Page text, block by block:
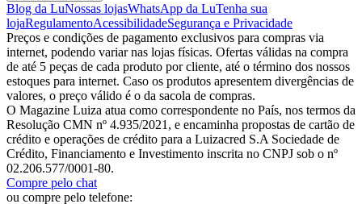
Blog da LuNossas lojasWhatsApp da LuTenha sua
lojaRegulamentoAcessibilidadeSegurança e Privacidade
Preços e condições de pagamento exclusivos para compras via
internet, podendo variar nas lojas físicas. Ofertas válidas na compra
de até 5 peças de cada produto por cliente, até o término dos nossos
estoques para internet. Caso os produtos apresentem divergências de
valores, o preço válido é o da sacola de compras.
O Magazine Luiza atua como correspondente no País, nos termos da
Resolução CMN nº 4.935/2021, e encaminha propostas de cartão de
crédito e operações de crédito para a Luizacred S.A Sociedade de
Crédito, Financiamento e Investimento inscrita no CNPJ sob o nº
02.206.577/0001-80.
Compre pelo chat
ou compre pelo telefone: